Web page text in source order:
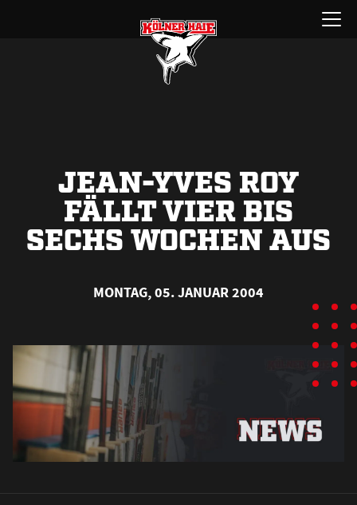
Menü
öffnen
JEAN-YVES ROY
FÄLLT VIER BIS
SECHS WOCHEN AUS
MONTAG, 05. JANUAR 2004